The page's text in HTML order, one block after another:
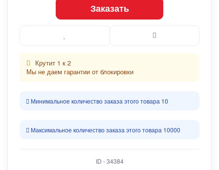
Заказать
Крутит 1 к 2
Мы не даем гарантии от блокировки
Минимальное количество заказа этого товара 10
Максимальное количество заказа этого товара 10000
ID - 34384